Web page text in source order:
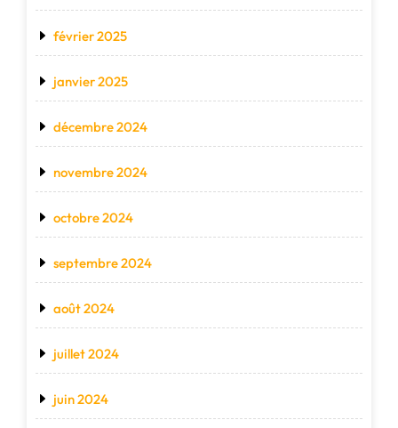
février 2025
janvier 2025
décembre 2024
novembre 2024
octobre 2024
septembre 2024
août 2024
juillet 2024
juin 2024